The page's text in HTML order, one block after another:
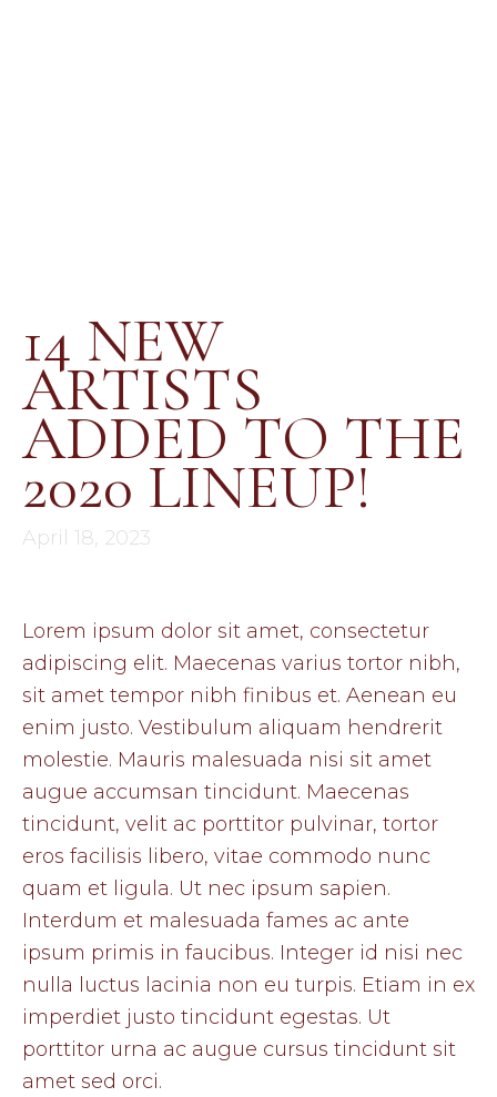
14 NEW
ARTISTS
ADDED TO THE
2020 LINEUP!
April 18, 2023
Lorem ipsum dolor sit amet, consectetur
adipiscing elit. Maecenas varius tortor nibh,
sit amet tempor nibh finibus et. Aenean eu
enim justo. Vestibulum aliquam hendrerit
molestie. Mauris malesuada nisi sit amet
augue accumsan tincidunt. Maecenas
tincidunt, velit ac porttitor pulvinar, tortor
eros facilisis libero, vitae commodo nunc
quam et ligula. Ut nec ipsum sapien.
Interdum et malesuada fames ac ante
ipsum primis in faucibus. Integer id nisi nec
nulla luctus lacinia non eu turpis. Etiam in ex
imperdiet justo tincidunt egestas. Ut
porttitor urna ac augue cursus tincidunt sit
amet sed orci.